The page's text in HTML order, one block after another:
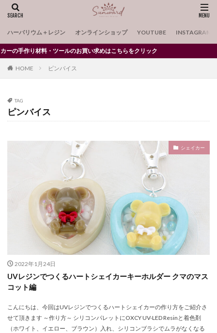
ハーバリウム＋レジン オンラインショップ YOUTUBE INSTAGRAM
こいのぼり
グリム童話
コルクコースター
サイドカッタープライヤー
サイドプレート
サクラ さくら
サクランボ
クリップの装飾
キット
クリスマスツリー
クリアペンケース
クリスマス
クリスマスリース
クリスマス向けモールド
グリッター12色セット シック
グリッター12色セット シック系
グリッター12色セット シック系
グリッター12色セット 濃い色系
グリッター48色
オーナメントピアス
エンゼルフィッシュ
サンタのキーホルダー
OXCY UV-LED ResinOXCY UV-LED Lightオリジナルマグネット
Kaede
OXCY
OXCY HERBARIUM OIL
OXCY UV-LED Light
summer
SUN mini UV-LED Light
Sunmini
SUNmini UV-LED Light
sunward
sunwardshop
作り材料・ツールのお買い求めはこちらをクリック
HOME ピンバイス
TAG
ピンバイス
シェイカー
2022年1月24日
UVレジンでつくるハートシェイカーキーホルダー クマのマス
コット編
こんにちは、今回はUVレジンでつくるハートシェイカーの作り方をご紹介さ
せて頂きます ～作り方～ シリコンパレットにOXCY UV-LED Resinと着色剤
（ホワイト、イエロー、ブラウン）入れ、シリコンブラシでムラがなくなる